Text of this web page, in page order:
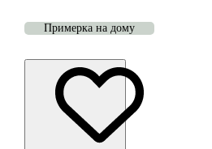
Примерка на дому